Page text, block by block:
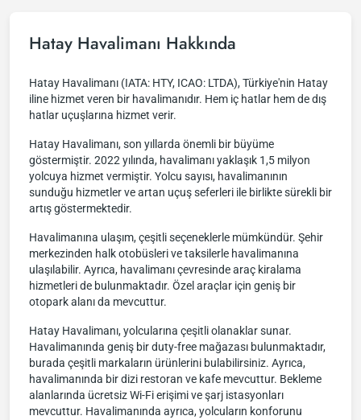
Hatay Havalimanı Hakkında
Hatay Havalimanı (IATA: HTY, ICAO: LTDA), Türkiye'nin Hatay
iline hizmet veren bir havalimanıdır. Hem iç hatlar hem de dış
hatlar uçuşlarına hizmet verir.
Hatay Havalimanı, son yıllarda önemli bir büyüme
göstermiştir. 2022 yılında, havalimanı yaklaşık 1,5 milyon
yolcuya hizmet vermiştir. Yolcu sayısı, havalimanının
sunduğu hizmetler ve artan uçuş seferleri ile birlikte sürekli bir
artış göstermektedir.
Havalimanına ulaşım, çeşitli seçeneklerle mümkündür. Şehir
merkezinden halk otobüsleri ve taksilerle havalimanına
ulaşılabilir. Ayrıca, havalimanı çevresinde araç kiralama
hizmetleri de bulunmaktadır. Özel araçlar için geniş bir
otopark alanı da mevcuttur.
Hatay Havalimanı, yolcularına çeşitli olanaklar sunar.
Havalimanında geniş bir duty-free mağazası bulunmaktadır,
burada çeşitli markaların ürünlerini bulabilirsiniz. Ayrıca,
havalimanında bir dizi restoran ve kafe mevcuttur. Bekleme
alanlarında ücretsiz Wi-Fi erişimi ve şarj istasyonları
mevcuttur. Havalimanında ayrıca, yolcuların konforunu